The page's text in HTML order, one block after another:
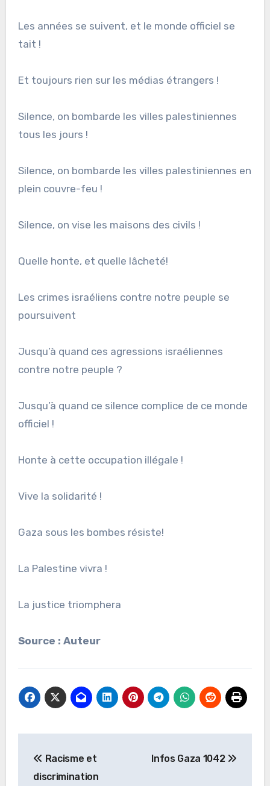
Les années se suivent, et le monde officiel se
tait !
Et toujours rien sur les médias étrangers !
Silence, on bombarde les villes palestiniennes
tous les jours !
Silence, on bombarde les villes palestiniennes en
plein couvre-feu !
Silence, on vise les maisons des civils !
Quelle honte, et quelle lâcheté!
Les crimes israéliens contre notre peuple se
poursuivent
Jusqu’à quand ces agressions israéliennes
contre notre peuple ?
Jusqu’à quand ce silence complice de ce monde
officiel !
Honte à cette occupation illégale !
Vive la solidarité !
Gaza sous les bombes résiste!
La Palestine vivra !
La justice triomphera
Source : Auteur
de
Racisme et
discrimination
Infos Gaza 1042